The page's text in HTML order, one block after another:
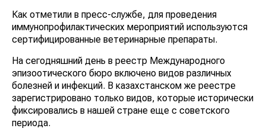
Как отметили в пресс-службе, для проведения
иммунопрофилактических мероприятий используются
сертифицированные ветеринарные препараты.
На сегодняшний день в реестр Международного
эпизоотического бюро включено видов различных
болезней и инфекций. В казахстанском же реестре
зарегистрировано только видов, которые исторически
фиксировались в нашей стране еще с советского
периода.